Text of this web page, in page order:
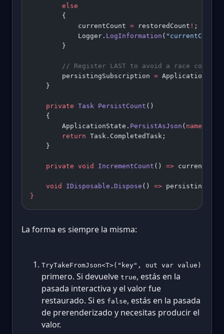
        else
        {
            currentCount
= restoredCount ! ;
            Logger.
LogInformation ( "currentCount
        }
// Register LAST to avoid a race
        persistingSubscription
=
    }
    private
Task PersistCount ()
    {
        ApplicationState.
PersistAsJson ( nameof
        return
Task.CompletedTask;
    }
    private
void IncrementCount () =>
    void
IDisposable . Dispose () =>
}
La forma es siempre la misma:
TryTakeFromJson<T>("key", out var value)
primero. Si devuelve true, estás en la
pasada interactiva y el valor fue
restaurado. Si es false, estás en la pasada
de prerenderizado y necesitas producir el
valor.